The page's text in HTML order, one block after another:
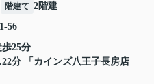
階建て 2階建
56
歩25分
22分 「カインズ八王子長房店